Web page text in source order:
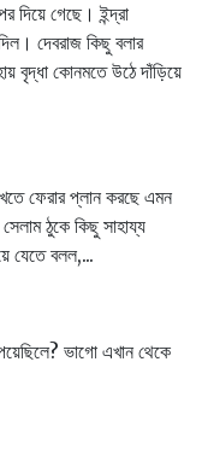
দিয়ে গেছে। ইন্দ্রা
দেবরাজ কিছু বলার
বৃদ্ধা কোনমতে উঠে দাঁড়িয়ে
ফেরার প্লান করছে এমন
ঠুকে কিছু সাহায্য
যেতে বলল,...
ভাগো এখান থেকে